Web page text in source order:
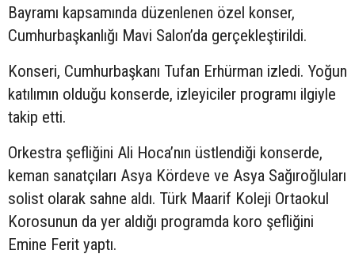
Bayramı kapsamında düzenlenen özel konser,
Cumhurbaşkanlığı Mavi Salon’da gerçekleştirildi.
Konseri, Cumhurbaşkanı Tufan Erhürman izledi. Yoğun
katılımın olduğu konserde, izleyiciler programı ilgiyle
takip etti.
Orkestra şefliğini Ali Hoca’nın üstlendiği konserde,
keman sanatçıları Asya Kördeve ve Asya Sağıroğluları
solist olarak sahne aldı. Türk Maarif Koleji Ortaokul
Korosunun da yer aldığı programda koro şefliğini
Emine Ferit yaptı.